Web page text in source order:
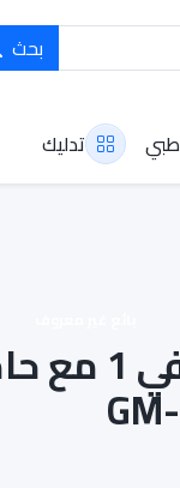
بحث
طبي تدليك
عربة